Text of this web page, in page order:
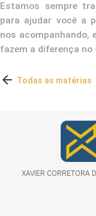
Estamos sempre
para ajudar você a
nos acompanhando,
fazem a diferença no
 Todas as matérias
XAVIER CORRETORA